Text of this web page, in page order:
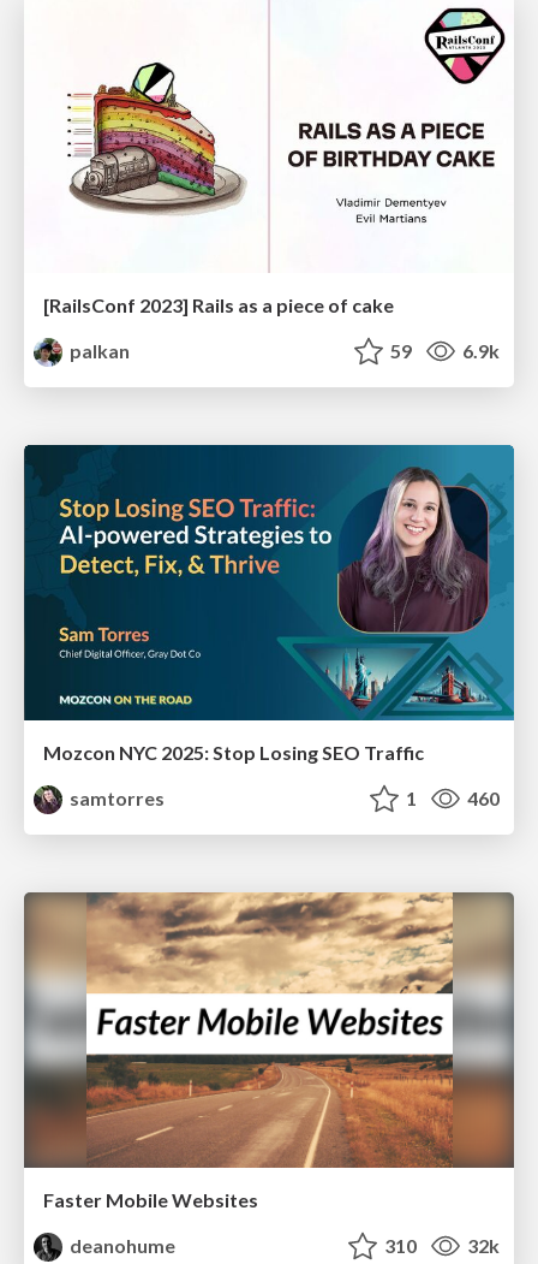
[RailsConf 2023] Rails as a piece of cake
palkan
59 6.9k
Mozcon NYC 2025: Stop Losing SEO Traffic
samtorres
1 460
Faster Mobile Websites
deanohume
310 32k